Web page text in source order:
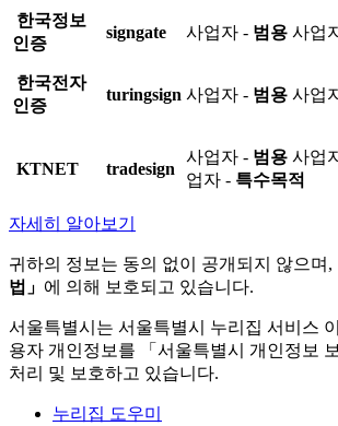
한국정보
인증
signgate 사업자 - 범용 사업
한국전자
인증
turingsign 사업자 - 범용 사업
KTNET tradesign
사업자 - 범용 사업
업자 - 특수목적
자세히 알아보기
귀하의 정보는 동의 없이 공개되지 않으며,
법」 에 의해 보호되고 있습니다.
서울특별시는 서울특별시 누리집 서비스
용자 개인정보를 「서울특별시 개인정보
처리 및 보호하고 있습니다.
누리집 도우미